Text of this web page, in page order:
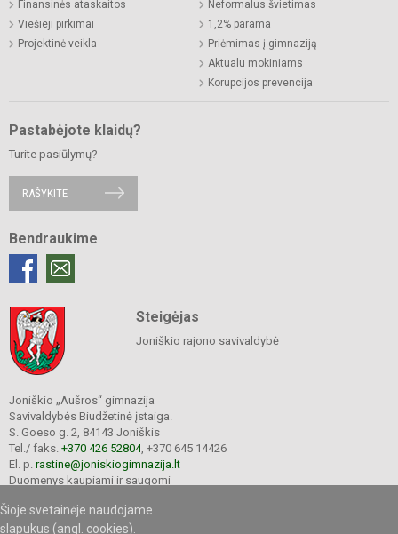
Šioje svetainėje naudojame
slapukus (angl. cookies).
Finansinės ataskaitos
Viešieji pirkimai
Projektinė veikla
Neformalus švietimas
1,2% parama
Priėmimas į gimnaziją
Aktualu mokiniams
Korupcijos prevencija
Pastabėjote klaidų?
Turite pasiūlymų?
RAŠYKITE
Bendraukime
Steigėjas
Joniškio rajono savivaldybė
Joniškio „Aušros“ gimnazija
Savivaldybės Biudžetinė įstaiga.
S. Goeso g. 2, 84143 Joniškis
Tel./ faks. +370 426 52804, +370 645 14426
El. p. rastine@joniskiogimnazija.lt
Duomenys kaupiami ir saugomi
Įmonės kodas 290565040